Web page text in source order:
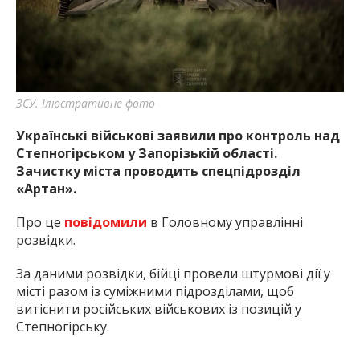
найважливішу інформацію про події
міста Запоріжжя та області.
ЗСУ. Ілюстративне фото
Українські військові заявили про контроль над
Степногірськом у Запорізькій області.
Зачистку міста проводить спецпідрозділ
«Артан».
Про це повідомили в Головному управлінні
розвідки.
За даними розвідки, бійці провели штурмові дії у
місті разом із суміжними підрозділами, щоб
витіснити російських військових із позицій у
Степногірську.